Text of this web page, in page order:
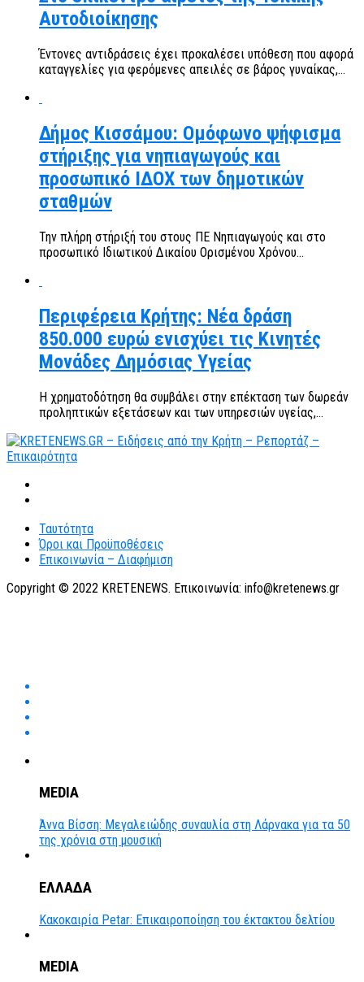
Αυτοδιοίκησης
Έντονες αντιδράσεις έχει προκαλέσει υπόθεση που αφορά
καταγγελίες για φερόμενες απειλές σε βάρος γυναίκας,...
Δήμος Κισσάμου: Ομόφωνο ψήφισμα
στήριξης για νηπιαγωγούς και
προσωπικό ΙΔΟΧ των δημοτικών
σταθμών
Την πλήρη στήριξή του στους ΠΕ Νηπιαγωγούς και στο
προσωπικό Ιδιωτικού Δικαίου Ορισμένου Χρόνου...
Περιφέρεια Κρήτης: Νέα δράση
850.000 ευρώ ενισχύει τις Κινητές
Μονάδες Δημόσιας Υγείας
Η χρηματοδότηση θα συμβάλει στην επέκταση των δωρεάν
προληπτικών εξετάσεων και των υπηρεσιών υγείας,...
Ταυτότητα
Όροι και Προϋποθέσεις
Επικοινωνία – Διαφήμιση
Copyright © 2022 KRETENEWS. Επικοινωνία: info@kretenews.gr
MEDIA
Άννα Βίσση: Μεγαλειώδης συναυλία στη Λάρνακα για τα 50
της χρόνια στη μουσική
ΕΛΛΑΔΑ
Κακοκαιρία Petar: Επικαιροποίηση του έκτακτου δελτίου
MEDIA